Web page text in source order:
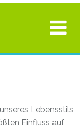
Lebensstils
Einfluss auf